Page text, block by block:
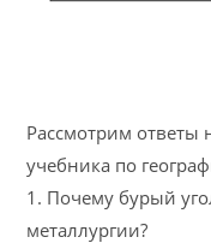
Рассмотрим ответы
учебника по
1. Почему бурый
металлургии?